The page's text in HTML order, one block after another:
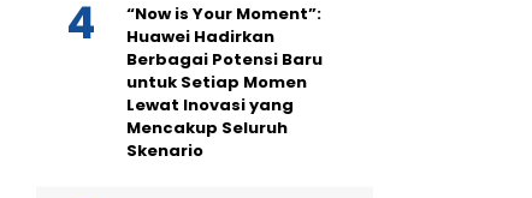
“Now is Your Moment”:
Huawei Hadirkan
Berbagai Potensi Baru
untuk Setiap Momen
Lewat Inovasi yang
Mencakup Seluruh
Skenario